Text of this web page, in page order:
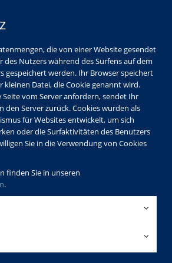
die von einer Website gesendet
des Nutzers während des Surfens auf dem
gespeichert werden. Ihr Browser speichert
kleinen Datei, die Cookie genannt wird.
Seite vom Server anfordern, sendet Ihr
den Server zurück. Cookies wurden als
für Websites entwickelt, um sich
oder die Surfaktivitäten des Benutzers
Sie in die Verwendung von Cookies
finden Sie in unseren
.